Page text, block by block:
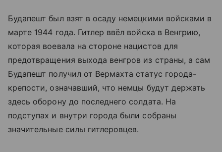
Будапешт был взят в осаду немецкими войсками в
марте 1944 года. Гитлер ввёл войска в Венгрию,
которая воевала на стороне нацистов для
предотвращения выхода венгров из страны, а сам
Будапешт получил от Вермахта статус города-
крепости, означавший, что немцы будут держать
здесь оборону до последнего солдата. На
подступах и внутри города были собраны
значительные силы гитлеровцев.